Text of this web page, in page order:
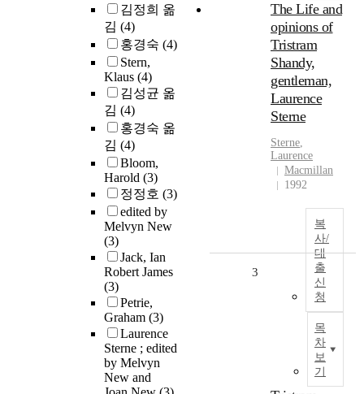
김정희 옮
김 (4)
홍경숙 (4)
Stern,
Klaus (4)
김성균 옮
김 (4)
홍경숙 옮
김 (4)
Bloom,
Harold (3)
정정호 (3)
edited by
Melvyn New
(3)
Jack, Ian
Robert James
(3)
Petrie,
Graham (3)
Laurence
Sterne ; edited
by Melvyn
New and
The Life and
opinions of
Tristram
Shandy,
gentleman,
Laurence
Sterne
Sterne,
Laurence
Macmillan
1992
복
사/
대
출
신
청
목
차
보
기
3